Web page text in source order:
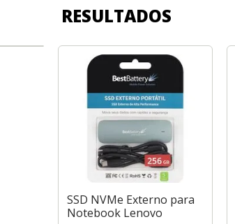
RESULTADOS
SSD NVMe Externo para
Notebook Lenovo